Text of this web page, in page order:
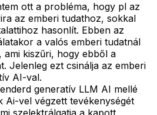
ott a probléma, hogy pl az
az emberi tudathoz, sokkal
hasonlít. Ebben az
a valós emberi tudatnál
kiszűri, hogy ebből a
Jelenleg ezt csinálja az emberi
AI-val.
generatív LLM AI mellé
Ai-vel végzett tevékenységét